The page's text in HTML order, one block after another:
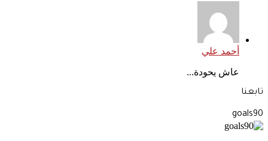
أحمد علي
عاش يحودة...
تابعنا
goals90